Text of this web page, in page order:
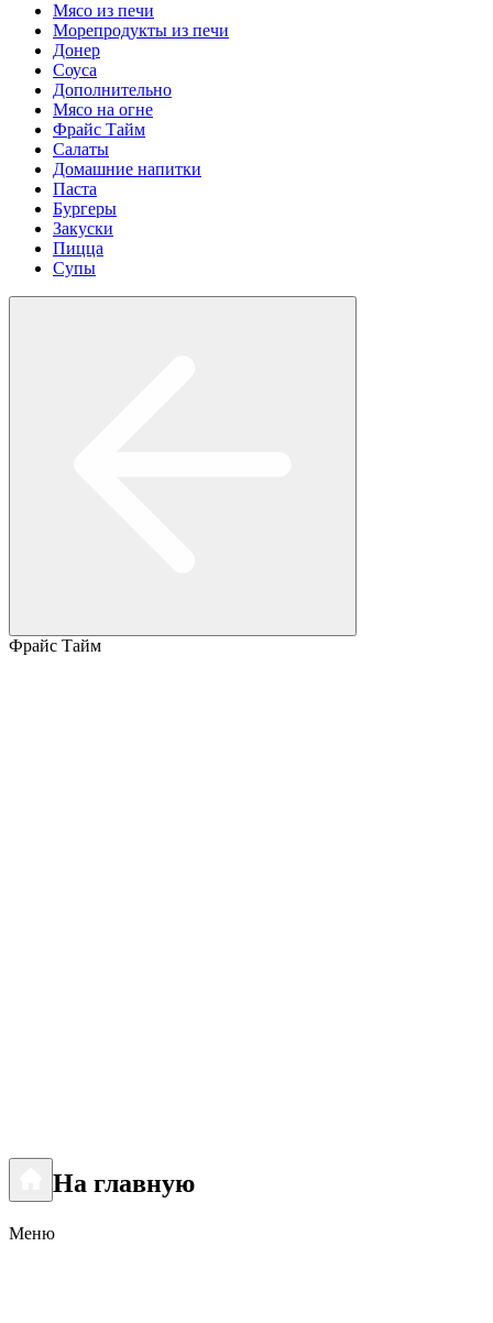
Мясо из печи
Морепродукты из печи
Донер
Соуса
Дополнительно
Мясо на огне
Фрайс Тайм
Салаты
Домашние напитки
Паста
Бургеры
Закуски
Пицца
Супы
Фрайс Тайм
На главную
Меню